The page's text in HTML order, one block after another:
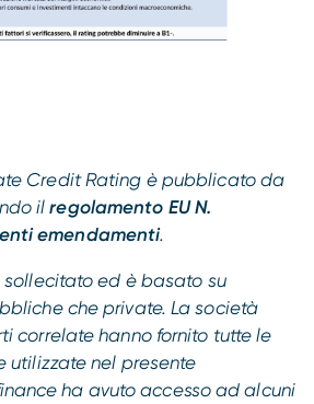
Credit Rating è pubblicato da
ilregolamento EU N.
emendamenti.
ed è basato su
che private. La società
correlate hanno fornito tutte le
utilizzate nel presente
ha avuto accesso ad alcuni